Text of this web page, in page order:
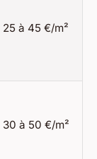
25 à 45 €/m²
30 à 50 €/m²